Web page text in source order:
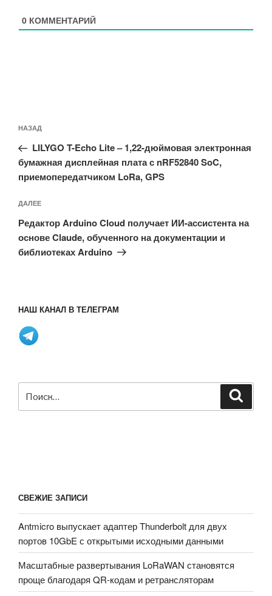
0 КОММЕНТАРИЙ
по
записям
Предыдущая
запись:
НАЗАД
LILYGO T-Echo Lite – 1,22-дюймовая электронная
бумажная дисплейная плата с nRF52840 SoC,
приемопередатчиком LoRa, GPS
Следующая
запись
ДАЛЕЕ
Редактор Arduino Cloud получает ИИ-ассистента на
основе Claude, обученного на документации и
библиотеках Arduino
НАШ КАНАЛ В ТЕЛЕГРАМ
СВЕЖИЕ ЗАПИСИ
Antmicro выпускает адаптер Thunderbolt для двух
портов 10GbE с открытыми исходными данными
Масштабные развертывания LoRaWAN становятся
проще благодаря QR-кодам и ретрансляторам